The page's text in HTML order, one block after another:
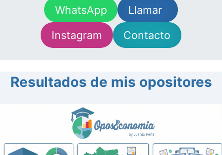
WhatsApp
Llamar
Instagram
Contacto
Resultados de mis opositores